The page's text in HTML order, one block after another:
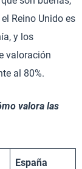
Reino Unido es
y los
valoración
al 80%.
valora las
España